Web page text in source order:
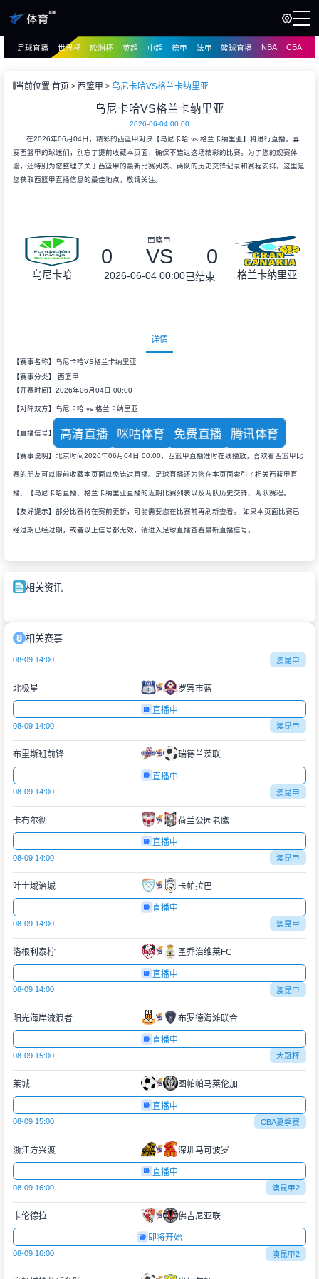
播
足球直播 世界杯 欧洲杯 英超 中超 德甲 法甲 篮球直播 NBA CBA
当前位置:首页 西篮甲 乌尼卡哈VS格兰卡纳里亚
乌尼卡哈VS格兰卡纳里亚
2026-06-04 00:00
在2026年06月04日，精彩的西篮甲对决【乌尼卡哈 vs 格兰卡纳里亚】将进行直播。喜
爱西篮甲的球迷们，别忘了提前收藏本页面，确保不错过这场精彩的比赛。为了您的观赛体
验，还特别为您整理了关于西篮甲的最新比赛列表、两队的历史交锋记录和赛程安排。这里是
您获取西篮甲直播信息的最佳地点，敬请关注。
乌尼卡哈
西篮甲
0 VS 0
2026-06-04 00:00已结束 格兰卡纳里亚
详情
【赛事名称】乌尼卡哈VS格兰卡纳里亚
【赛事分类】 西篮甲
【开赛时间】2026年06月04日 00:00
【对阵双方】乌尼卡哈 vs 格兰卡纳里亚
【直播信号】 高清直播 咪咕体育 免费直播 腾讯体育
【赛事说明】北京时间2026年06月04日 00:00，西篮甲直播准时在线播放，喜欢看西篮甲比
赛的朋友可以提前收藏本页面以免错过直播。足球直播还为您在本页面索引了相关西篮甲直
播、【乌尼卡哈直播、格兰卡纳里亚直播的近期比赛列表以及两队历史交锋、两队赛程。
【友好提示】部分比赛将在赛前更新，可能需要您在比赛前再刷新查看。 如果本页面比赛已
经过期已经过期，或者以上信号都无效，请进入足球直播查看最新直播信号。
相关资讯
相关赛事
08-09 14:00 澳昆甲
北极星 罗宾市蓝
直播中
08-09 14:00 澳昆甲
布里斯班前锋 瑞德兰茨联
直播中
08-09 14:00 澳昆甲
卡布尔彻 荷兰公园老鹰
直播中
08-09 14:00 澳昆甲
叶士域治城 卡帕拉巴
直播中
08-09 14:00 澳昆甲
洛根利泰柠 圣乔治维莱FC
直播中
08-09 14:00 澳昆甲
阳光海岸流浪者 布罗德海滩联合
直播中
08-09 15:00 大冠杯
莱城 图帕帕马莱伦加
直播中
08-09 15:00 CBA夏季赛
浙江方兴渡 深圳马可波罗
直播中
08-09 16:00 澳昆甲2
卡伦德拉 佛吉尼亚联
即将开始
08-09 16:00 澳昆甲2